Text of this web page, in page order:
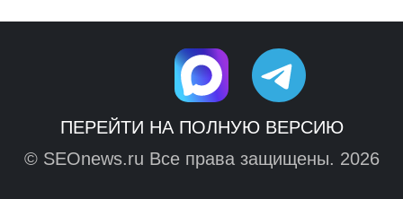
ПЕРЕЙТИ НА ПОЛНУЮ ВЕРСИЮ
© SEOnews.ru Все права защищены. 2026